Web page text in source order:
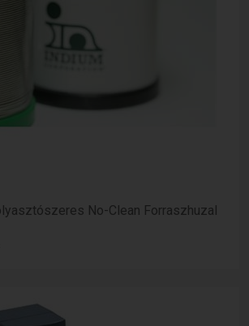
No-Clean Forraszhuzal